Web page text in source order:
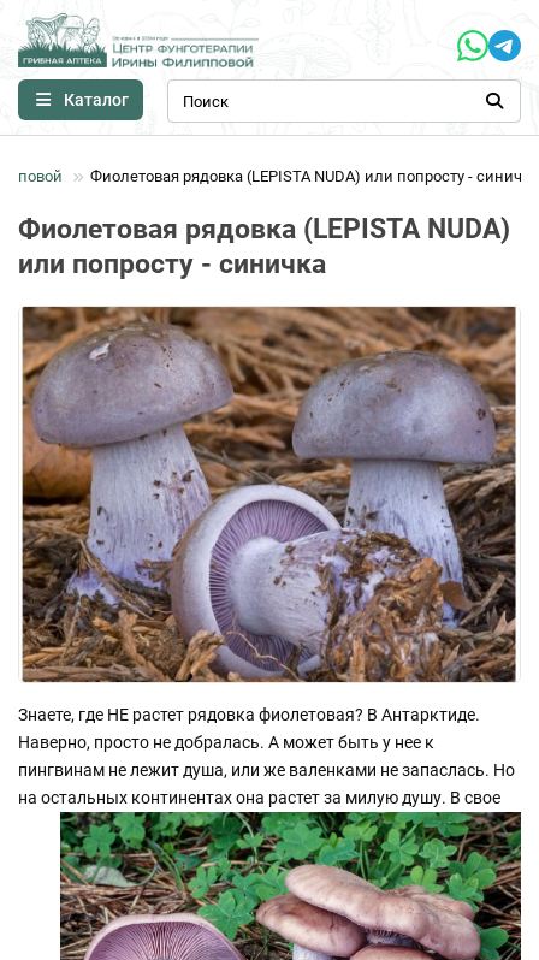
Каталог
Фиолетовая рядовка (LEPISTA NUDA) или попросту - синичка
Фиолетовая рядовка (LEPISTA NUDA)
или попросту - синичка
Знаете, где НЕ растет рядовка фиолетовая? В Антарктиде.
Наверно, просто не добралась. А может быть у нее к
пингвинам не лежит душа, или же валенками не запаслась. Но
на остальных континентах она растет за милую душу. В свое